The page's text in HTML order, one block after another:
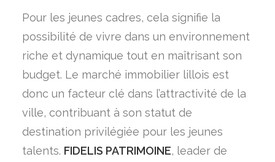
Pour les jeunes cadres, cela signifie la
possibilité de vivre dans un environnement
riche et dynamique tout en maîtrisant son
budget. Le marché immobilier lillois est
donc un facteur clé dans l’attractivité de la
ville, contribuant à son statut de
destination privilégiée pour les jeunes
talents. FIDELIS PATRIMOINE, leader de